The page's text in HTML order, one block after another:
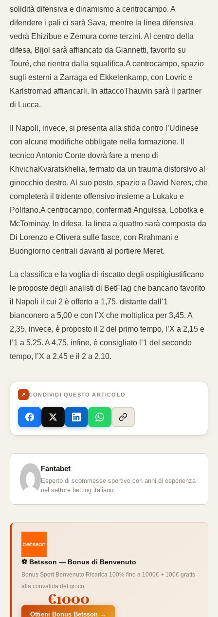
solidità difensiva e dinamismo a centrocampo. A
difendere i pali ci sarà Sava, mentre la linea difensiva
vedrà Ehizibue e Zemura come terzini. Al centro della
difesa, Bijol sarà affiancato da Giannetti, favorito su
Touré, che rientra dalla squalifica.A centrocampo, spazio
sugli esterni a Zarraga ed Ekkelenkamp, con Lovric e
Karlstromad affiancarli. In attaccoThauvin sarà il partner
di Lucca.
Il Napoli, invece, si presenta alla sfida contro l’Udinese
con alcune modifiche obbligate nella formazione. Il
tecnico Antonio Conte dovrà fare a meno di
KhvichaKvaratskhelia, fermato da un trauma distorsivo al
ginocchio destro. Al suo posto, spazio a David Neres, che
completerà il tridente offensivo insieme a Lukaku e
Politano.A centrocampo, confermati Anguissa, Lobotka e
McTominay. In difesa, la linea a quattro sarà composta da
Di Lorenzo e Olivera sulle fasce, con Rrahmani e
Buongiorno centrali davanti al portiere Meret.
La classifica e la voglia di riscatto degli ospitigiustificano
le proposte degli analisti di BetFlag che bancano favorito
il Napoli il cui 2 è offerto a 1,75, distante dall’1
bianconero a 5,00 e con l’X che moltiplica per 3,45. A
2,35, invece, è proposto il 2 del primo tempo, l’X a 2,15 e
l’1 a 5,25. A 4,75, infine, è consigliato l’1 del secondo
tempo, l’X a 2,45 e il 2 a 2,10.
↗ CONDIVIDI QUESTO ARTICOLO
Fantabet
Esperto di scommesse sportive con anni di esperienza
nel settore betting italiano.
⚽ Betsson — Bonus di Benvenuto
Bonus Sport Benvenuto Ricarica 100% fino a 1000€ + 100€ gratis
alla convalida del gioco.
€1000
Ottieni Bonus Betsson →